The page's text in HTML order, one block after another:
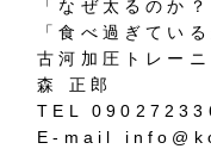
「なぜ太るのか？
「食べ過ぎてい
古河加圧トレーニ
森 正郎
TEL
E-mail